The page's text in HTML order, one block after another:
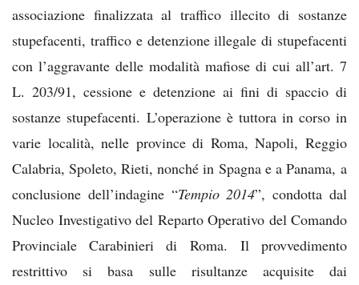
associazione finalizzata al traffico illecito di sostanze
stupefacenti, traffico e detenzione illegale di stupefacenti
con l’aggravante delle modalità mafiose di cui all’art. 7
L. 203/91, cessione e detenzione ai fini di spaccio di
sostanze stupefacenti. L’operazione è tuttora in corso in
varie località, nelle province di Roma, Napoli, Reggio
Calabria, Spoleto, Rieti, nonché in Spagna e a Panama, a
conclusione dell’indagine “Tempio 2014”, condotta dal
Nucleo Investigativo del Reparto Operativo del Comando
Provinciale Carabinieri di Roma. Il provvedimento
restrittivo si basa sulle risultanze acquisite dai